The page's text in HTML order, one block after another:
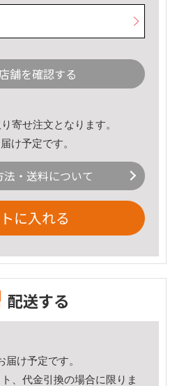
舗を確認する
寄せ注文となります。
け予定です。
法・送料について
に入れる
配送する
届け予定です。
、代金引換の場合に限りま